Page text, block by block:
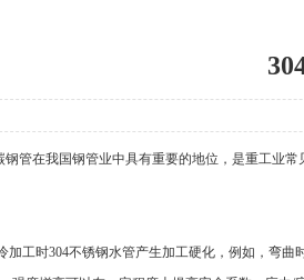
管在我国钢管业中具有重要的地位，是重工业常
工时304不锈钢水管产生加工硬化，例如，弯曲